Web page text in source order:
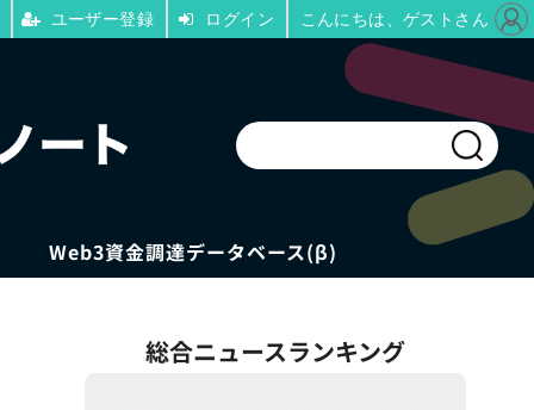
Web3資金調達データベース(β)
総合ニュースランキング
ユーザー登録 ログイン こんにちは、ゲストさん